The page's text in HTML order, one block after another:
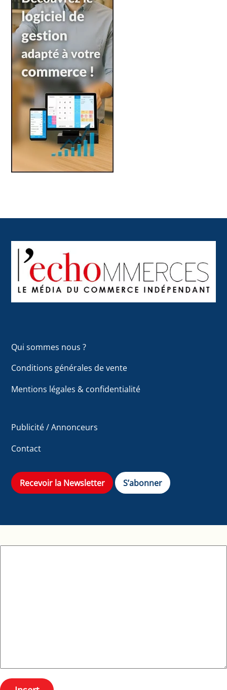
To
Top
Qui sommes nous ?
Conditions générales de vente
Mentions légales & confidentialité
Publicité / Annonceurs
Contact
Recevoir la Newsletter S’abonner